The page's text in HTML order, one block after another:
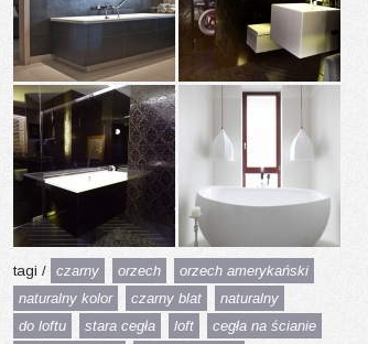
tagi / czarny orzech
orzech amerykański
naturalny kolor
czarny blat
naturalny
do loftu
stara cegła loft
cegła na ścianie